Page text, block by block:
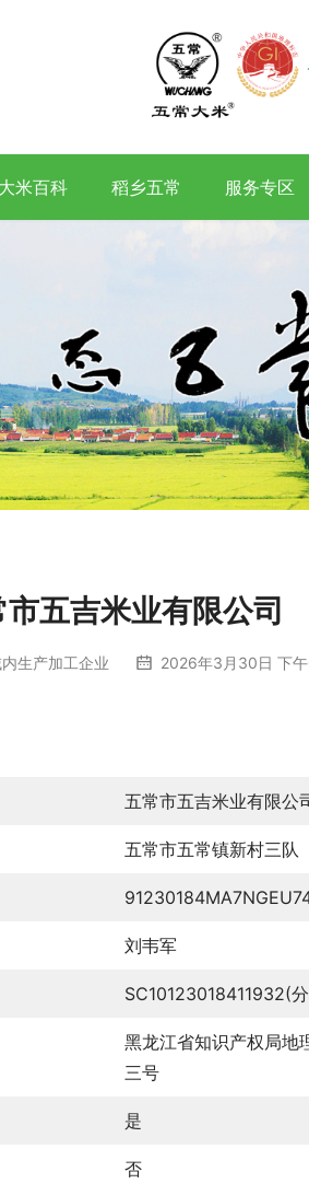
大米百科 稻乡五常 服务专区
市五吉米业有限公司
生产加工企业 2026年3月30日 下
五常市五吉米业有限公
五常市五常镇新村三队
刘韦军
SC10123018411932(
黑龙江省知识产权局地
三号
是
否